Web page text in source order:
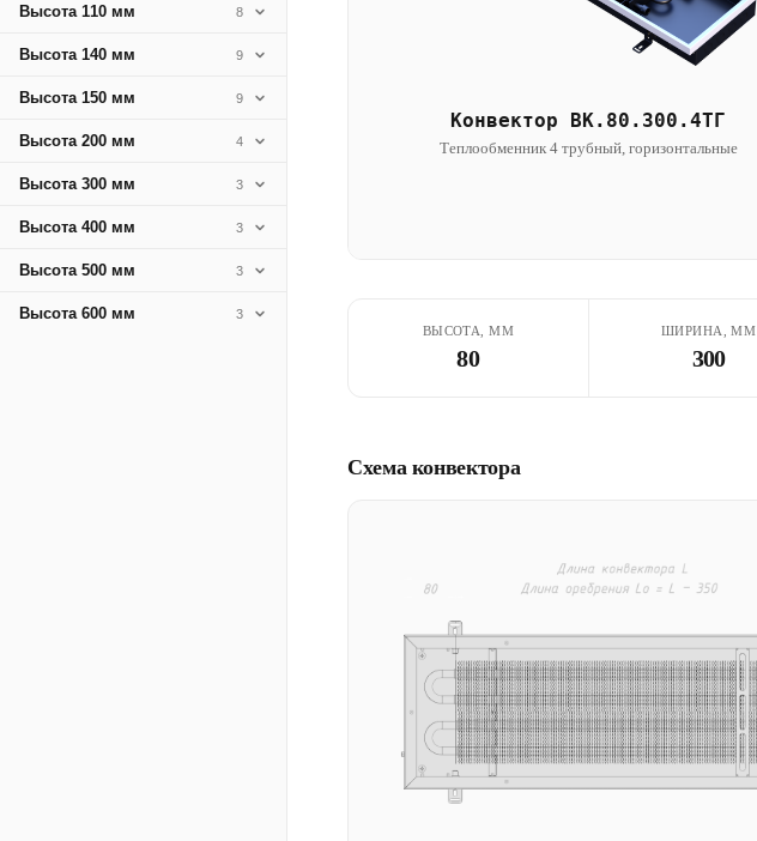
Высота 110 мм 8
Высота 140 мм 9
Высота 150 мм 9
Высота 200 мм 4
Высота 300 мм 3
Высота 400 мм 3
Высота 500 мм 3
Высота 600 мм 3
Конвектор ВК.80.300.4ТГ
Теплообменник 4 трубный, горизонтальные
ВЫСОТА, ММ
80
ШИРИНА, ММ
300
Схема конвектора